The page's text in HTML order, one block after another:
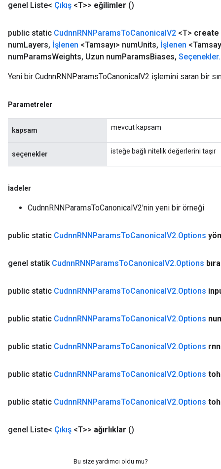
genel Liste< Çıkış <T>> eğilimler ()
public static CudnnRNNParamsToCanonicalV2 <T> create
numLayers, İşlenen <Tamsayı> numUnits, İşlenen
numParamsWeights, Uzun numParamsBiases, Seçenekler.
Yeni bir CudnnRNNParamsToCanonicalV2 işlemini saran bir
Parametreler
kapsam mevcut kapsam
seçenekler isteğe bağlı nitelik değerlerini taşır
İadeler
CudnnRNNParamsToCanonicalV2'nin yeni bir örneği
public static CudnnRNNParamsToCanonicalV2.Options
genel statik CudnnRNNParamsToCanonicalV2.Options
public static CudnnRNNParamsToCanonicalV2.Options
public static CudnnRNNParamsToCanonicalV2.Options
public static CudnnRNNParamsToCanonicalV2.Options rnn
public static CudnnRNNParamsToCanonicalV2.Options
public static CudnnRNNParamsToCanonicalV2.Options
genel Liste< Çıkış <T>> ağırlıklar ()
Bu size yardımcı oldu mu?